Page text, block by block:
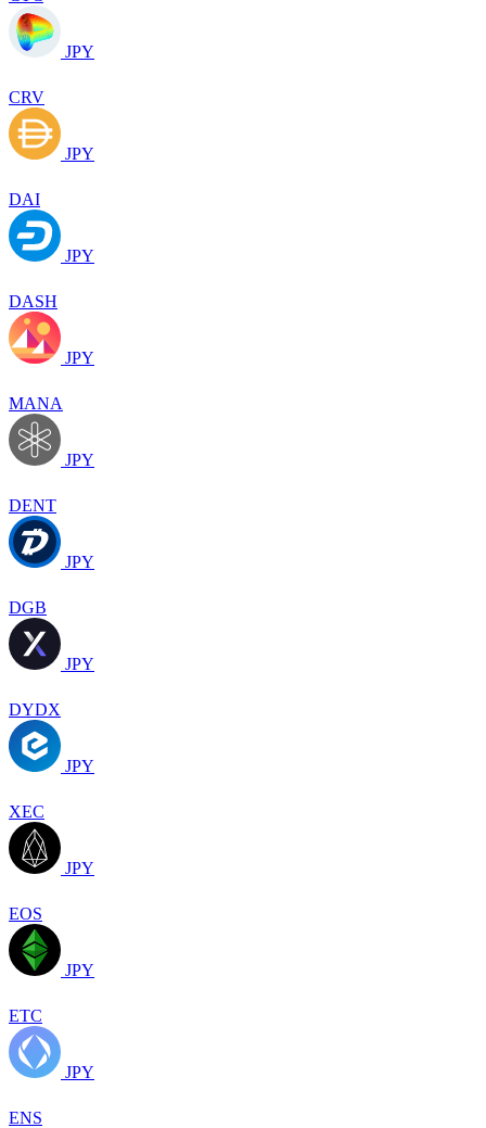
JPY
CRV
JPY
DAI
JPY
DASH
JPY
MANA
JPY
DENT
JPY
DGB
JPY
DYDX
JPY
XEC
JPY
EOS
JPY
ETC
JPY
ENS